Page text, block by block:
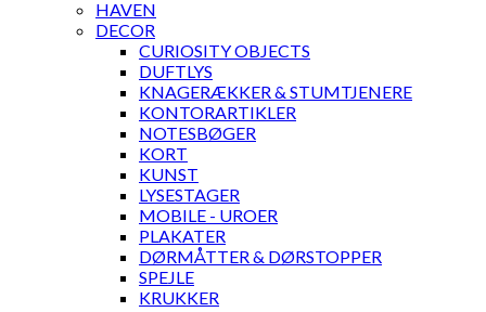
HAVEN
DECOR
CURIOSITY OBJECTS
DUFTLYS
KNAGERÆKKER & STUMTJENERE
KONTORARTIKLER
NOTESBØGER
KORT
KUNST
LYSESTAGER
MOBILE - UROER
PLAKATER
DØRMÅTTER & DØRSTOPPER
SPEJLE
KRUKKER